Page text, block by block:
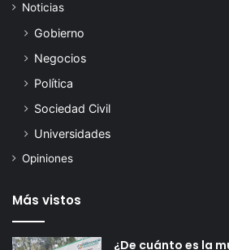
Noticias
Gobierno
Negocios
Política
Sociedad Civil
Universidades
Opiniones
Más vistos
¿De cuánto es la